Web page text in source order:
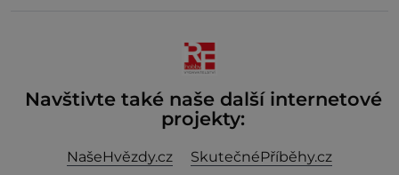
Navštivte také naše další internetové
projekty:
NašeHvězdy.cz
SkutečnéPříběhy.cz